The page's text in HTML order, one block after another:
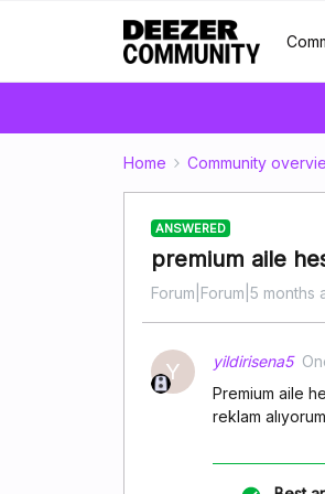
Home Community
ANSWERED
premium aile
Forum|Forum|5 months
Y yildirisena5
Premium aile
reklam